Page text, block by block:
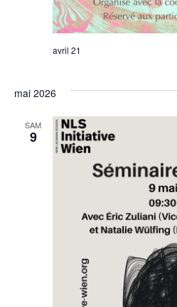
avril 21
mai 2026
SAM
9